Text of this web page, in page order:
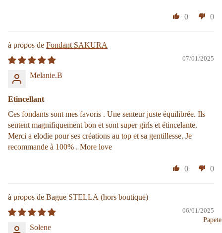
0 0
Fondant SAKURA
07/01/2025
Melanie.B
Etincellant
Ces fondants sont mes favoris . Une senteur juste équilibrée. Ils
sentent magnifiquement bon et sont super girls et étincelante.
Merci a elodie pour ses créations au top et sa gentillesse. Je
recommande à 100% . More love
0 0
Bague STELLA
06/01/2025
Solene